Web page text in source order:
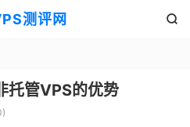
测评网 
托管VPS的优势
)